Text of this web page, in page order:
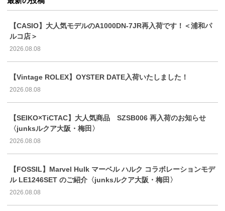
【CASIO】大人気モデルのA1000DN-7JR再入荷です！＜浦和パ
ルコ店＞
2026.08.08
【Vintage ROLEX】OYSTER DATE入荷いたしました！
2026.08.08
【SEIKO×TiCTAC】大人気商品 SZSB006 再入荷のお知らせ
〈junksルクア大阪・梅田〉
2026.08.08
【FOSSIL】Marvel Hulk マーベル ハルク コラボレーションモデ
ル LE1246SET のご紹介〈junksルクア大阪・梅田〉
2026.08.08